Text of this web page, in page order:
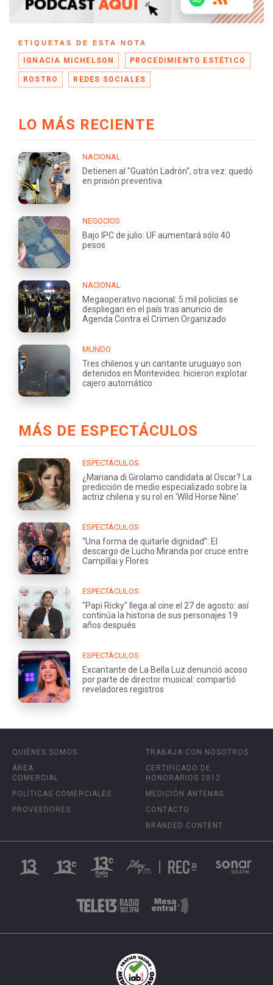
ETIQUETAS DE ESTA NOTA
IGNACIA MICHELSON PROCEDIMIENTO ESTÉTICO
ROSTRO REDES SOCIALES
LO MÁS RECIENTE
NACIONAL
Detienen al "Guatón Ladrón", otra vez: quedó
en prisión preventiva
NEGOCIOS
Bajo IPC de julio: UF aumentará sólo 40
pesos
NACIONAL
Megaoperativo nacional: 5 mil policías se
despliegan en el país tras anuncio de
Agenda Contra el Crimen Organizado
MUNDO
Tres chilenos y un cantante uruguayo son
detenidos en Montevideo: hicieron explotar
cajero automático
MÁS DE ESPECTÁCULOS
ESPECTÁCULOS
¿Mariana di Girolamo candidata al Oscar? La
predicción de medio especializado sobre la
actriz chilena y su rol en 'Wild Horse Nine'
ESPECTÁCULOS
“Una forma de quitarle dignidad”: El
descargo de Lucho Miranda por cruce entre
Campillai y Flores
ESPECTÁCULOS
"Papi Ricky" llega al cine el 27 de agosto: así
continúa la historia de sus personajes 19
años después
ESPECTÁCULOS
Excantante de La Bella Luz denunció acoso
por parte de director musical: compartió
reveladores registros
QUIÉNES SOMOS
ÁREA
COMERCIAL
POLÍTICAS COMERCIALES
PROVEEDORES
TRABAJA CON NOSOTROS
CERTIFICADO DE
HONORARIOS 2012
MEDICIÓN ANTENAS
CONTACTO
BRANDED CONTENT